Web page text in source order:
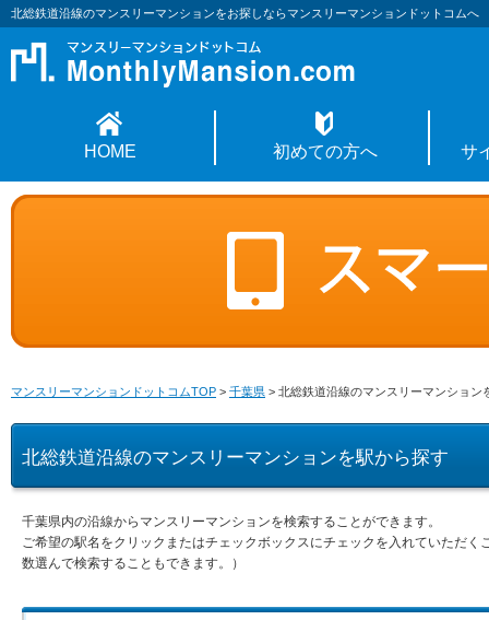
北総鉄道沿線のマンスリーマンションをお探しならマンスリーマンションドットコムへ
HOME 初めての方へ サ
マンスリーマンションドットコムTOP > 千葉県 > 北総鉄道沿線のマンスリーマンション
北総鉄道沿線のマンスリーマンションを駅から探す
千葉県内の沿線からマンスリーマンションを検索することができます。
ご希望の駅名をクリックまたはチェックボックスにチェックを入れていただ
数選んで検索することもできます。）